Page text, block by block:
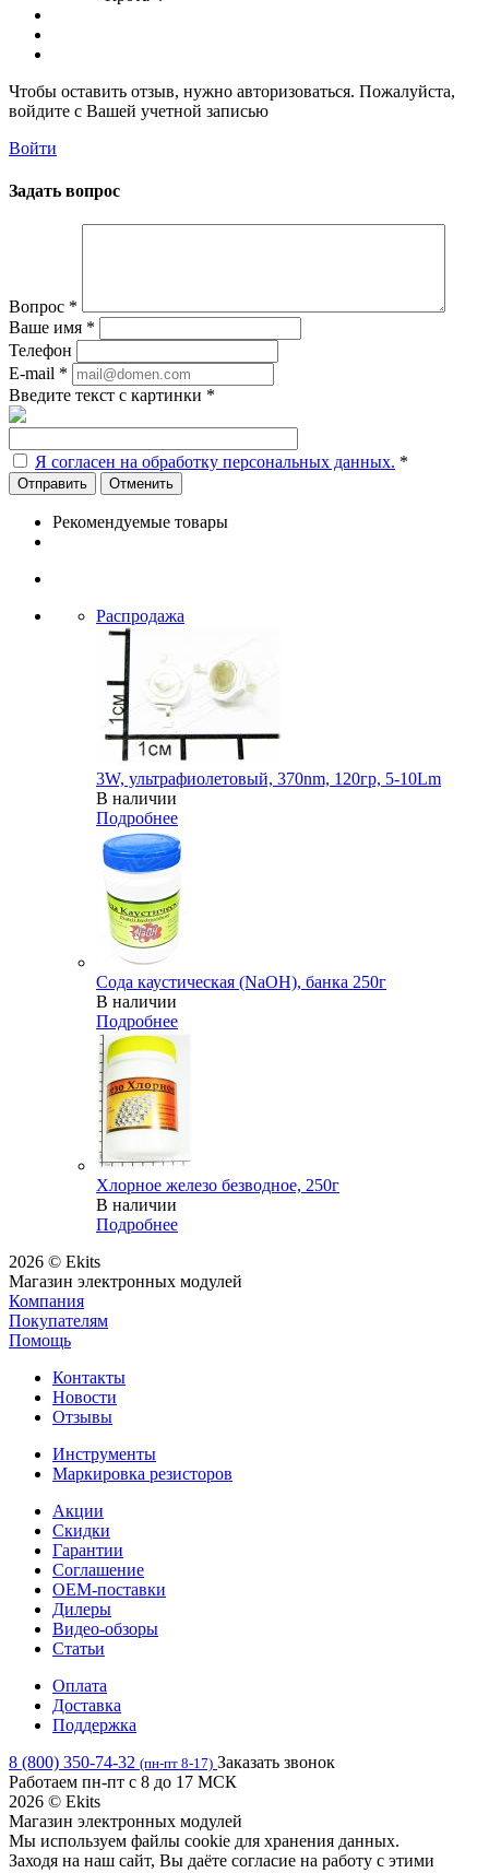
Чтобы оставить отзыв, нужно авторизоваться. Пожалуйста,
войдите с Вашей учетной записью
Войти
Задать вопрос
Вопрос *
Ваше имя *
Телефон
E-mail *
Введите текст с картинки *
Я согласен на обработку персональных данных. *
Отменить
Рекомендуемые товары
Распродажа
3W, ультрафиолетовый, 370nm, 120гр, 5-10Lm
В наличии
Подробнее
Сода каустическая (NaOH), банка 250г
В наличии
Подробнее
Хлорное железо безводное, 250г
В наличии
Подробнее
2026 © Ekits
Магазин электронных модулей
Компания
Покупателям
Помощь
Контакты
Новости
Отзывы
Инструменты
Маркировка резисторов
Акции
Скидки
Гарантии
Соглашение
OEM-поставки
Дилеры
Видео-обзоры
Статьи
Оплата
Доставка
Поддержка
8 (800) 350-74-32 (пн-пт 8-17) Заказать звонок
Работаем пн-пт с 8 до 17 МСК
2026 © Ekits
Магазин электронных модулей
Мы используем файлы cookie для хранения данных.
Заходя на наш сайт, Вы даёте согласие на работу с этими